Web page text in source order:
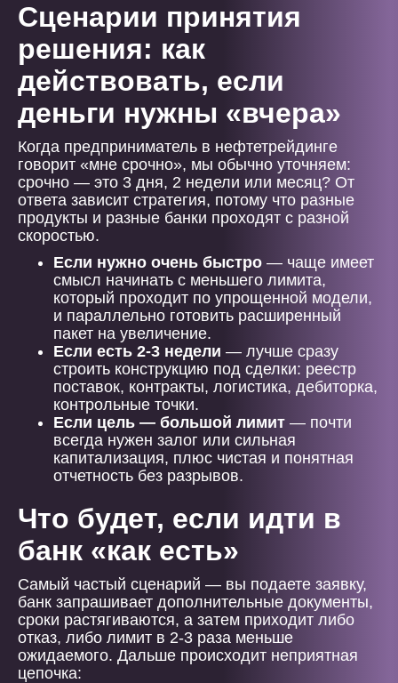
Сценарии принятия
решения: как
действовать, если
деньги нужны «вчера»
Когда предприниматель в нефтетрейдинге
говорит «мне срочно», мы обычно уточняем:
срочно — это 3 дня, 2 недели или месяц? От
ответа зависит стратегия, потому что разные
продукты и разные банки проходят с разной
скоростью.
Если нужно очень быстро — чаще имеет
смысл начинать с меньшего лимита,
который проходит по упрощенной модели,
и параллельно готовить расширенный
пакет на увеличение.
Если есть 2-3 недели — лучше сразу
строить конструкцию под сделки: реестр
поставок, контракты, логистика, дебиторка,
контрольные точки.
Если цель — большой лимит — почти
всегда нужен залог или сильная
капитализация, плюс чистая и понятная
отчетность без разрывов.
Что будет, если идти в
банк «как есть»
Самый частый сценарий — вы подаете заявку,
банк запрашивает дополнительные документы,
сроки растягиваются, а затем приходит либо
отказ, либо лимит в 2-3 раза меньше
ожидаемого. Дальше происходит неприятная
цепочка: